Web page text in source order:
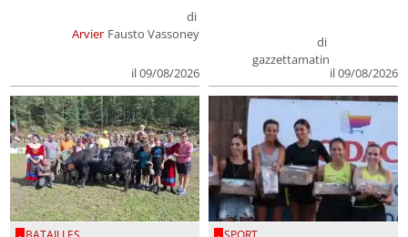
Arvier
di
Fausto Vassoney
il 09/08/2026
di
gazzettamatin
il 09/08/2026